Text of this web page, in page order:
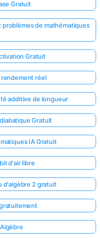
Gratuit
de mathématiques
Gratuit
réel
additive de longueur
Gratuit
IA Gratuit
d'air libre
d'algèbre 2 gratuit